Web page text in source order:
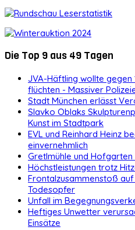
Die Top 9 aus 49 Tagen
JVA-Häftling wollte gegen
flüchten - Massiver
Stadt München erlässt
Slavko Oblaks
Kunst im Stadtpark
EVL und Reinhard Heinz
einvernehmlich
Gretlmühle und
Höchstleistungen trotz
Frontalzusammenstoß
Todesopfer
Unfall im
Heftiges Unwetter
Einsätze